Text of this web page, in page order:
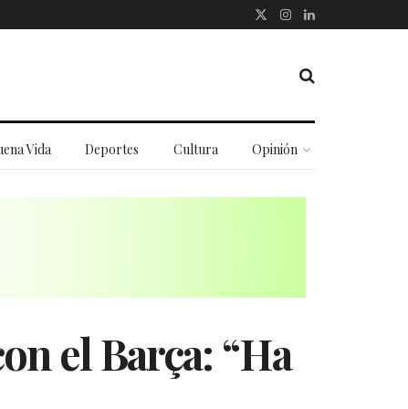
Vida Deportes Cultura Opinión
el Barça: “Ha